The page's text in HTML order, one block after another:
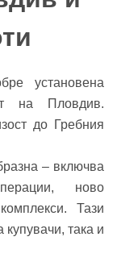
установена
на Пловдив.
до Гребния
– включва
ново
Тази
така и